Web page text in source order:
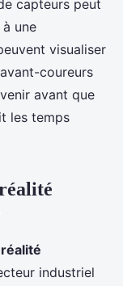
capteurs peut
une
visualiser
coureurs
avant que
les temps
réalité
industriel